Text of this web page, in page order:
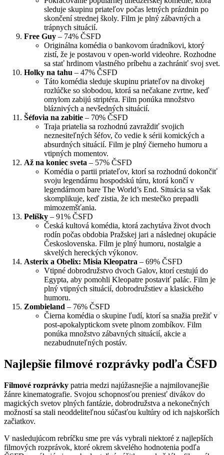
sleduje skupinu priateľov počas letných prázdnin po
skončení strednej školy. Film je plný zábavných a
trápnych situácií.
Free Guy – 74% ČSFD
Originálna komédia o bankovom úradníkovi, ktorý
zistí, že je postavou v open-world videohre. Rozhodne
sa stať hrdinom vlastného príbehu a zachrániť svoj svet.
Holky na tahu – 47% ČSFD
Táto komédia sleduje skupinu priateľov na divokej
rozlúčke so slobodou, ktorá sa nečakane zvrtne, keď
omylom zabijú striptéra. Film ponúka množstvo
bláznivých a nevšedných situácií.
Šéfovia na zabitie – 70% ČSFD
Traja priatelia sa rozhodnú zavraždiť svojich
neznesiteľných šéfov, čo vedie k sérii komických a
absurdných situácií. Film je plný čierneho humoru a
vtipných momentov.
Až na koniec sveta – 57% ČSFD
Komédia o partii priateľov, ktorí sa rozhodnú dokončiť
svoju legendárnu hospodskú túru, ktorá končí v
legendárnom bare The World’s End. Situácia sa však
skomplikuje, keď zistia, že ich mestečko prepadli
mimozemšťania.
Pelíšky – 91% ČSFD
Česká kultová komédia, ktorá zachytáva život dvoch
rodín počas obdobia Pražskej jari a následnej okupácie
Československa. Film je plný humoru, nostalgie a
skvelých hereckých výkonov.
Asterix a Obelix: Misia Kleopatra – 69% ČSFD
Vtipné dobrodružstvo dvoch Galov, ktorí cestujú do
Egypta, aby pomohli Kleopatre postaviť palác. Film je
plný vtipných situácií, dobrodružstiev a klasického
humoru.
Zombieland – 76% ČSFD
Čierna komédia o skupine ľudí, ktorí sa snažia prežiť v
post-apokalyptickom svete plnom zombíkov. Film
ponúka množstvo zábavných situácií, akcie a
nezabudnuteľných postáv.
Najlepšie filmové rozprávky podľa ČSFD
Filmové rozprávky patria medzi najúžasnejšie a najmilovanejšie
žánre kinematografie. Svojou schopnosťou preniesť divákov do
magických svetov plných fantázie, dobrodružstva a nekonečných
možností sa stali neoddeliteľnou súčasťou kultúry od ich najskorších
začiatkov.
V nasledujúcom rebríčku sme pre vás vybrali niektoré z najlepších
filmových rozprávok, ktoré okrem skvelého hodnotenia podľa